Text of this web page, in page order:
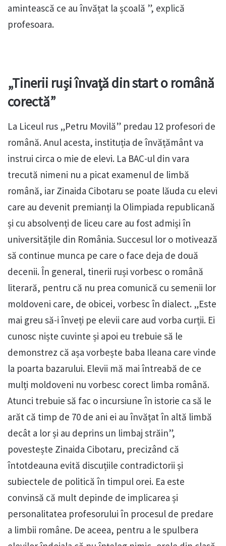
amintească ce au învățat la școală ”, explică
profesoara.
„Tinerii ruși învață din start o română
corectă”
La Liceul rus „Petru Movilă” predau 12 profesori de
română. Anul acesta, instituția de învățământ va
instrui circa o mie de elevi. La BAC-ul din vara
trecută nimeni nu a picat examenul de limbă
română, iar Zinaida Cibotaru se poate lăuda cu elevi
care au devenit premianți la Olimpiada republicană
și cu absolvenți de liceu care au fost admiși în
universitățile din România. Succesul lor o motivează
să continue munca pe care o face deja de două
decenii. În general, tinerii ruși vorbesc o română
literară, pentru că nu prea comunică cu semenii lor
moldoveni care, de obicei, vorbesc în dialect. „Este
mai greu să-i înveți pe elevii care aud vorba curții. Ei
cunosc niște cuvinte și apoi eu trebuie să le
demonstrez că așa vorbește baba Ileana care vinde
la poarta bazarului. Elevii mă mai întreabă de ce
mulți moldoveni nu vorbesc corect limba română.
Atunci trebuie să fac o incursiune în istorie ca să le
arăt că timp de 70 de ani ei au învățat în altă limbă
decât a lor și au deprins un limbaj străin”,
povestește Zinaida Cibotaru, precizând că
întotdeauna evită discuțiile contradictorii și
subiectele de politică în timpul orei. Ea este
convinsă că mult depinde de implicarea și
personalitatea profesorului în procesul de predare
a limbii române. De aceea, pentru a le spulbera